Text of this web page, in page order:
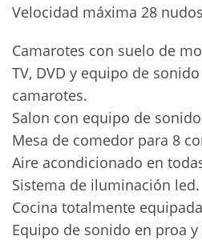
Velocidad máxima 28
Camarotes con suelo de
TV, DVD y equipo de
camarotes.
Salon con equipo de
Mesa de comedor para 8
Aire acondicionado en
Sistema de iluminación led.
Cocina totalmente
Equipo de sonido en proa y